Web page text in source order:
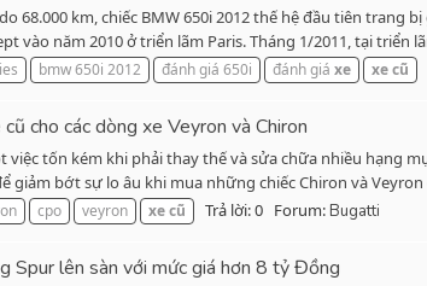
68.000 km, chiếc BMW 650i 2012 thế hệ đầu tiên trang
vào năm 2010 ở triển lãm Paris. Tháng 1/2011, tại triển
bmw 650i 2012 đánh giá 650i đánh giá xe xecũ
cho các dòng xe Veyron và Chiron
việc tốn kém khi phải thay thế và sửa chữa nhiều hạng
bớt sự lo âu khi mua những chiếc Chiron và Veyron
cpo veyron xecũ Trả lời: 0 Forum:Bugatti
Spur lên sàn với mức giá hơn 8 tỷ Đồng